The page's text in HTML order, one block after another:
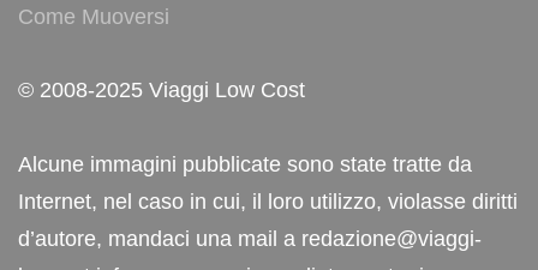
Come Muoversi
© 2008-2025 Viaggi Low Cost
Alcune immagini pubblicate sono state tratte da
Internet, nel caso in cui, il loro utilizzo, violasse diritti
d’autore, mandaci una mail a redazione@viaggi-